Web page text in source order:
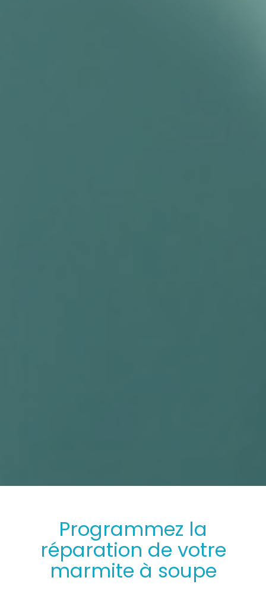
Programmez la
réparation de votre
marmite à soupe